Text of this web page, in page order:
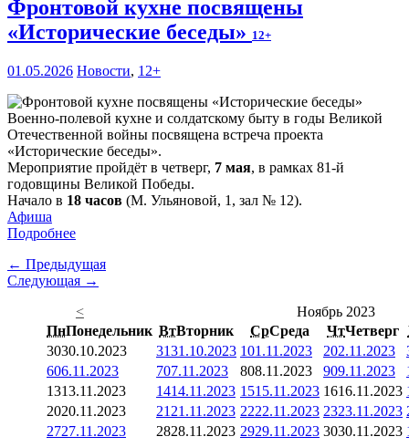
Фронтовой кухне посвящены
«Исторические беседы» 12+
01.05.2026 Новости, 12+
Военно-полевой кухне и солдатскому быту в годы Великой
Отечественной войны посвящена встреча проекта
«Исторические беседы».
Мероприятие пройдёт в четверг, 7 мая, в рамках 81-й
годовщины Великой Победы.
Начало в 18 часов (М. Ульяновой, 1, зал № 12).
Афиша
Подробнее
← Предыдущая
Следующая →
<
Ноябрь 2023
ПнПонедельник ВтВторник СрСреда ЧтЧетверг
3030.10.2023 3131.10.2023 101.11.2023 202.11.2023
606.11.2023 707.11.2023 808.11.2023 909.11.2023
1313.11.2023 1414.11.2023 1515.11.2023 1616.11.2023
2020.11.2023 21 21.11.2023 2222.11.2023 2323.11.2023
2727.11.2023 2828.11.2023 2929.11.2023 3030.11.2023